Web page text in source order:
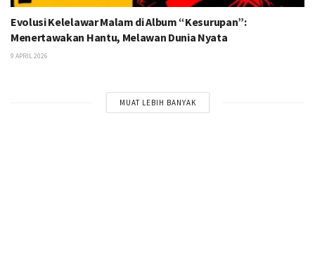
Evolusi Kelelawar Malam di Album “Kesurupan”:
Menertawakan Hantu, Melawan Dunia Nyata
9 APRIL 2026
MUAT LEBIH BANYAK